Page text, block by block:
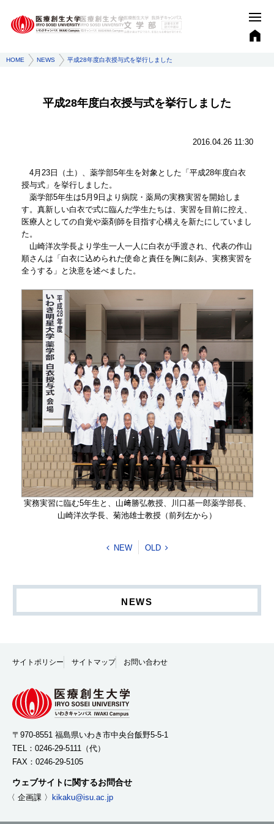
HOME NEWS 平成28年度白衣授与式を挙行しました
平成28年度白衣授与式を挙行しました
2016.04.26 11:30
4月23日（土）、薬学部5年生を対象とした「平成28年度白衣
授与式」を挙行しました。
薬学部5年生は5月9日より病院・薬局の実務実習を開始しま
す。真新しい白衣で式に臨んだ学生たちは、実習を目前に控え、
医療人としての自覚や薬剤師を目指す心構えを新たにしていまし
た。
山崎洋次学長より学生一人一人に白衣が手渡され、代表の作山
順さんは「白衣に込められた使命と責任を胸に刻み、実務実習を
全うする」と決意を述べました。
実務実習に臨む5年生と、山﨑勝弘教授、川口基一郎薬学部長、
山崎洋次学長、菊池雄士教授（前列左から）
NEW OLD
NEWS
サイトポリシー サイトマップ お問い合わせ
〒970-8551 福島県いわき市中央台飯野5-5-1
TEL： 0246-29-5111 （代）
FAX：0246-29-5105
ウェブサイトに関するお問合せ
〈 企画課 〉 kikaku@isu.ac.jp